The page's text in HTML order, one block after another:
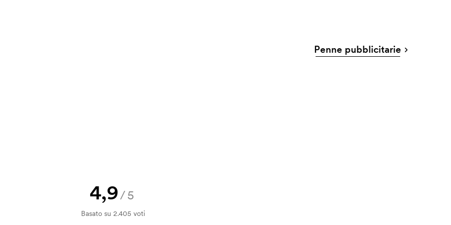
pink, red
essere molto diversa. Di solito
Penne pubblicitarie
4,9/5
Basato su 2.405 voti